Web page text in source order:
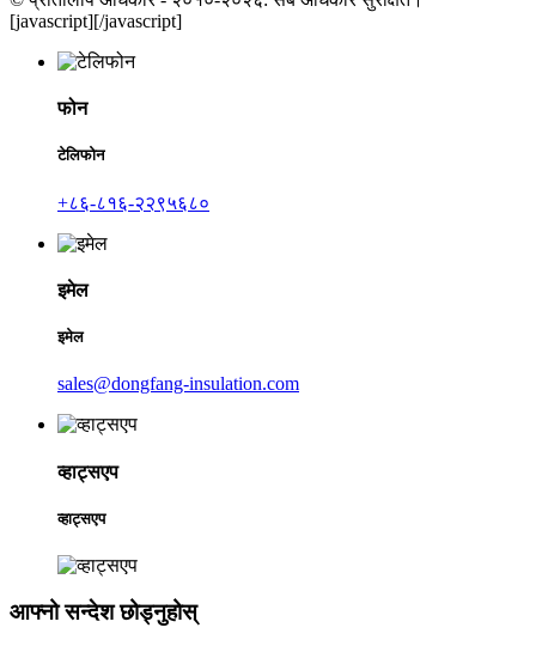
[javascript][/javascript]
फोन
टेलिफोन
+८६-८१६-२२९५६८०
इमेल
इमेल
sales@dongfang-insulation.com
व्हाट्सएप
व्हाट्सएप
आफ्नो सन्देश छोड्नुहोस्